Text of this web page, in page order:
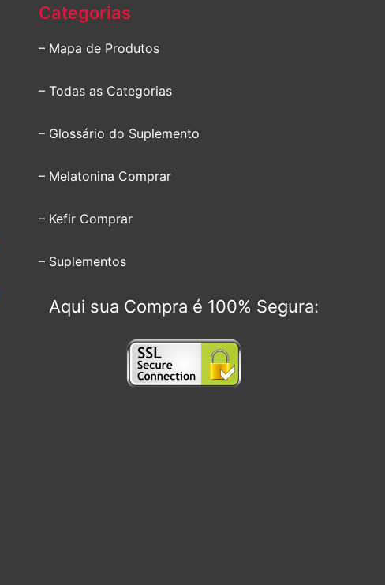
Categorias
– Mapa de Produtos
– Todas as Categorias
– Glossário do Suplemento
– Melatonina Comprar
– Kefir Comprar
– Suplementos
Aqui sua Compra é 100% Segura: